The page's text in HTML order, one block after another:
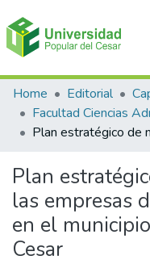
Communities &
All of DSpace
Home Editorial
Plan
las empresas
en el
Cesar